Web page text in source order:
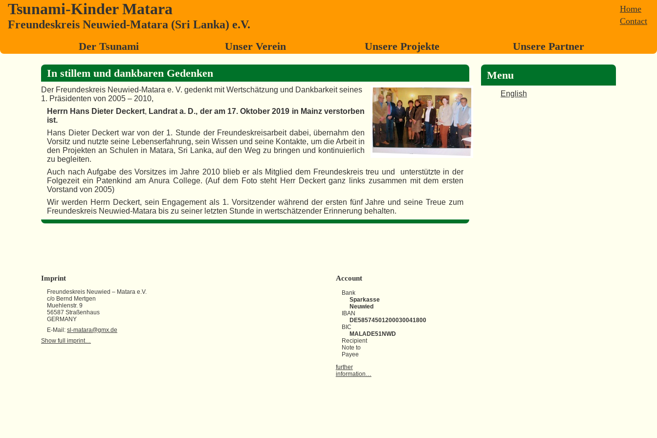
Home
Contact
Tsunami-Kinder Matara
Freundeskreis Neuwied-Matara (Sri Lanka) e.V.
Der Tsunami Unser Verein Unsere Projekte Unsere Partner
In stillem und dankbaren Gedenken
Der Freundeskreis Neuwied-Matara e. V. gedenkt mit Wertschätzung und Dankbarkeit seines
1. Präsidenten von 2005 – 2010,
Herrn Hans Dieter Deckert, Landrat a. D., der am 17. Oktober 2019 in Mainz verstorben
ist.
Hans Dieter Deckert war von der 1. Stunde der Freundeskreisarbeit dabei, übernahm den
Vorsitz und nutzte seine Lebenserfahrung, sein Wissen und seine Kontakte, um die Arbeit in
den Projekten an Schulen in Matara, Sri Lanka, auf den Weg zu bringen und kontinuierlich
zu begleiten.
Auch nach Aufgabe des Vorsitzes im Jahre 2010 blieb er als Mitglied dem Freundeskreis treu und unterstützte in der
Folgezeit ein Patenkind am Anura College. (Auf dem Foto steht Herr Deckert ganz links zusammen mit dem ersten
Vorstand von 2005)
Wir werden Herrn Deckert, sein Engagement als 1. Vorsitzender während der ersten fünf Jahre und seine Treue zum
Freundeskreis Neuwied-Matara bis zu seiner letzten Stunde in wertschätzender Erinnerung behalten.
Menu
English
Imprint
Freundeskreis Neuwied – Matara e.V.
c/o Bernd Mertgen
Muehlenstr. 9
56587 Straßenhaus
GERMANY
E-Mail: sl-matara@gmx.de
Show full imprint…
Account
Bank
Sparkasse
Neuwied
IBAN
DE58574501200030041800
BIC
MALADE51NWD
Recipient
Note to
Payee
further
information…